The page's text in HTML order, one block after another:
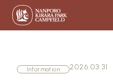
Information 2026.03.31